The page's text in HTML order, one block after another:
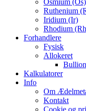
Osmium (Os)
Ruthenium
Iridium (Ir)
Rhodium
Forhandlere
Fysisk
Allokeret
Kalkulatorer
Info
Om
Kontakt
Cookie og